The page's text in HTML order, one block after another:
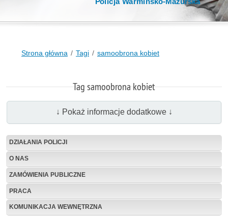
Strona główna Tagi samoobrona kobiet
Tag samoobrona kobiet
↓ Pokaż informacje dodatkowe ↓
DZIAŁANIA POLICJI
O NAS
ZAMÓWIENIA PUBLICZNE
PRACA
KOMUNIKACJA WEWNĘTRZNA